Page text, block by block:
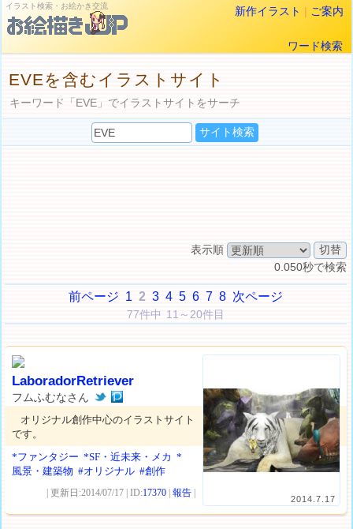
イラスト検索・お絵かき交流 新作イラスト | ご案内
ワード検索
EVEを含むイラストサイト
キーワード「EVE」でイラストサイトをサーチ
表示順
0.050秒で検索
前ページ 1 2 3 4 5 6 7 8 次ページ
77件中 11～20件目
2014.7.17
LaboradorRetriever
フムふむなさん
オリジナル創作中心のイラストサイト
です。
*ファンタジー *SF・近未来・メカ *
風景・建築物 #オリジナル #創作
| 更新日:2014/07/17 | ID:17370 |報告